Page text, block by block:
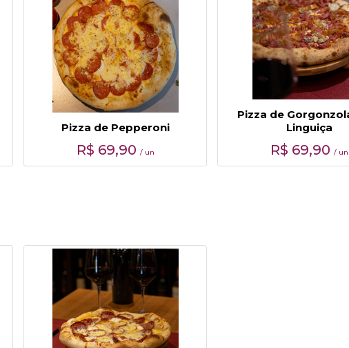
Pizza de Pepperoni
R$ 69,90 / un
Pizza de
Linguiça
R$ 69,90 / un